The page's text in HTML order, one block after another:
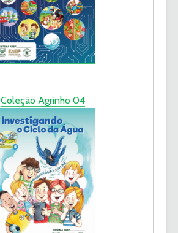
Coleção Agrinho 04